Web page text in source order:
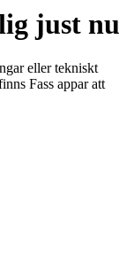
just nu
eller tekniskt
Fass appar att